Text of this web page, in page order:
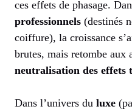
ces effets de phasage.
professionnels (destinés
coiffure), la croissance
brutes, mais retombe aux
neutralisation des effets
Dans l’univers du luxe